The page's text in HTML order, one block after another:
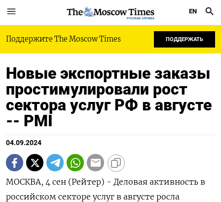
РУССКАЯ СЛУЖБА
EN
Поддержите The Moscow Times ПОДДЕРЖАТЬ
Новые экспортные заказы
простимулировали рост
сектора услуг РФ в августе
-- PMI
04.09.2024
МОСКВА, 4 сен (Рейтер) - Деловая активность в
российском секторе услуг в августе росла